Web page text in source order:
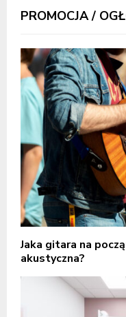
PROMOCJA /
Jaka gitara na
akustyczna?